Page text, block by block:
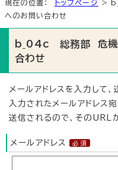
現在の位置： トップページ
>
へのお問い合わせ
b_04c 総務部 危機
合わせ
メールアドレスを入力して、
入力されたメールアドレス
送信されるので、そのURL
メールアドレス